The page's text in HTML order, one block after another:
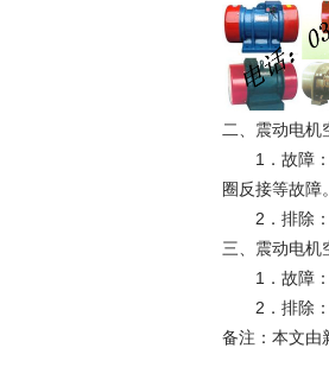
二、震动电机
1．故障：
圈反接等故障。
2．排除：
三、震动电
1．故障：
2．排除：
备注：本文由